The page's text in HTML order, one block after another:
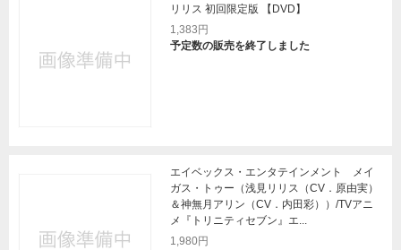
リリス 初回限定版 【DVD】
1,383円
予定数の販売を終了しました
エイベックス・エンタテインメント メイ
ガス・トゥー（浅見リリス（CV．原由実）
＆神無月アリン（CV．内田彩））/TVアニ
メ『トリニティセブン』エ...
1,980円